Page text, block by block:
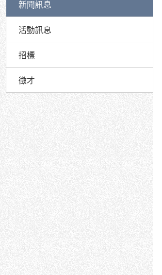
新聞訊息
活動訊息
招標
徵才